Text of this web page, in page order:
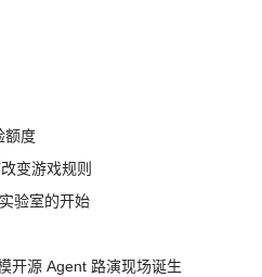
额度
变游戏规则
验室的开始
开源 Agent 路演现场诞生